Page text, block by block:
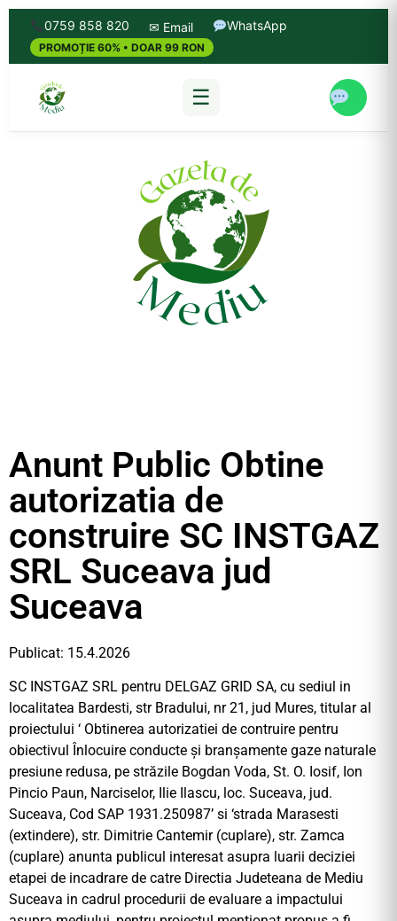
0759 858 820 ✉ Email WhatsApp
PROMOȚIE 60% • DOAR 99 RON
☰
Anunt Public Obtine
autorizatia de
construire SC INSTGAZ
SRL Suceava jud
Suceava
Publicat: 15.4.2026
SC INSTGAZ SRL pentru DELGAZ GRID SA, cu sediul in
localitatea Bardesti, str Bradului, nr 21, jud Mures, titular al
proiectului ‘ Obtinerea autorizatiei de contruire pentru
obiectivul Înlocuire conducte și branșamente gaze naturale
presiune redusa, pe străzile Bogdan Voda, St. O. Iosif, Ion
Pincio Paun, Narciselor, Ilie Ilascu, loc. Suceava, jud.
Suceava, Cod SAP 1931.250987’ si ‘strada Marasesti
(extindere), str. Dimitrie Cantemir (cuplare), str. Zamca
(cuplare) anunta publicul interesat asupra luarii deciziei
etapei de incadrare de catre Directia Judeteana de Mediu
Suceava in cadrul procedurii de evaluare a impactului